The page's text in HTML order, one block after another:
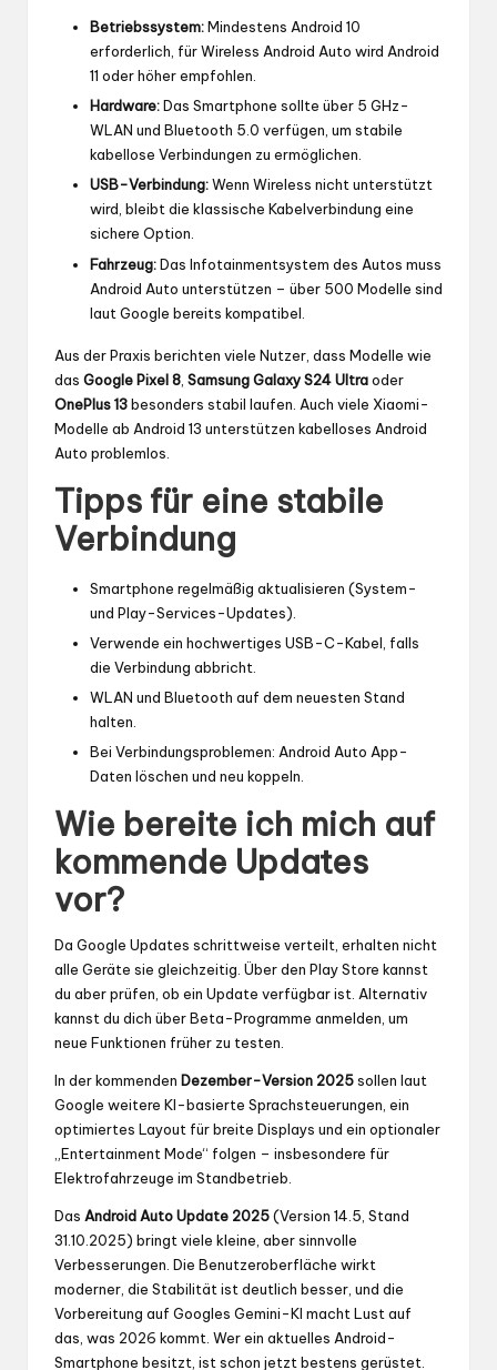
Betriebssystem:Mindestens Android 10
erforderlich, für Wireless Android Auto wird Android
11 oder höher empfohlen.
Hardware:Das Smartphone sollte über 5 GHz-
WLAN und Bluetooth 5.0 verfügen, um stabile
kabellose Verbindungen zu ermöglichen.
USB-Verbindung:Wenn Wireless nicht unterstützt
wird, bleibt die klassische Kabelverbindung eine
sichere Option.
Fahrzeug:Das Infotainmentsystem des Autos muss
Android Auto unterstützen – über 500 Modelle sind
laut Google bereits kompatibel.
Aus der Praxis berichten viele Nutzer, dass Modelle wie
das Google Pixel 8 Samsung Galaxy S24 Ultraoder
OnePlus 13besonders stabil laufen. Auch viele Xiaomi-
Modelle ab Android 13 unterstützen kabelloses Android
Auto problemlos.
Tipps für eine stabile
Verbindung
Smartphone regelmäßig aktualisieren (System-
und Play-Services-Updates).
Verwende ein hochwertiges USB-C-Kabel, falls
die Verbindung abbricht.
WLAN und Bluetooth auf dem neuesten Stand
halten.
Bei Verbindungsproblemen: Android Auto App-
Daten löschen und neu koppeln.
Wie bereite ich mich auf
kommende Updates
vor?
Da Google Updates schrittweise verteilt, erhalten nicht
alle Geräte sie gleichzeitig. Über den Play Store kannst
du aber prüfen, ob ein Update verfügbar ist. Alternativ
kannst du dich über Beta-Programme anmelden, um
neue Funktionen früher zu testen.
In der kommenden Dezember-Version 2025sollen laut
Google weitere KI-basierte Sprachsteuerungen, ein
optimiertes Layout für breite Displays und ein optionaler
„Entertainment Mode“ folgen – insbesondere für
Elektrofahrzeuge im Standbetrieb.
Das Android Auto Update 2025(Version 14.5, Stand
31.10.2025) bringt viele kleine, aber sinnvolle
Verbesserungen. Die Benutzeroberfläche wirkt
moderner, die Stabilität ist deutlich besser, und die
Vorbereitung auf Googles Gemini-KI macht Lust auf
das, was 2026 kommt. Wer ein aktuelles Android-
Smartphone besitzt, ist schon jetzt bestens gerüstet.